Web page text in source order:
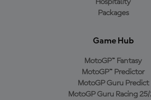
Hospitality
Packages
Game Hub
MotoGP™ Fantasy
MotoGP™ Predictor
MotoGP Guru Predict
MotoGP Guru Racing